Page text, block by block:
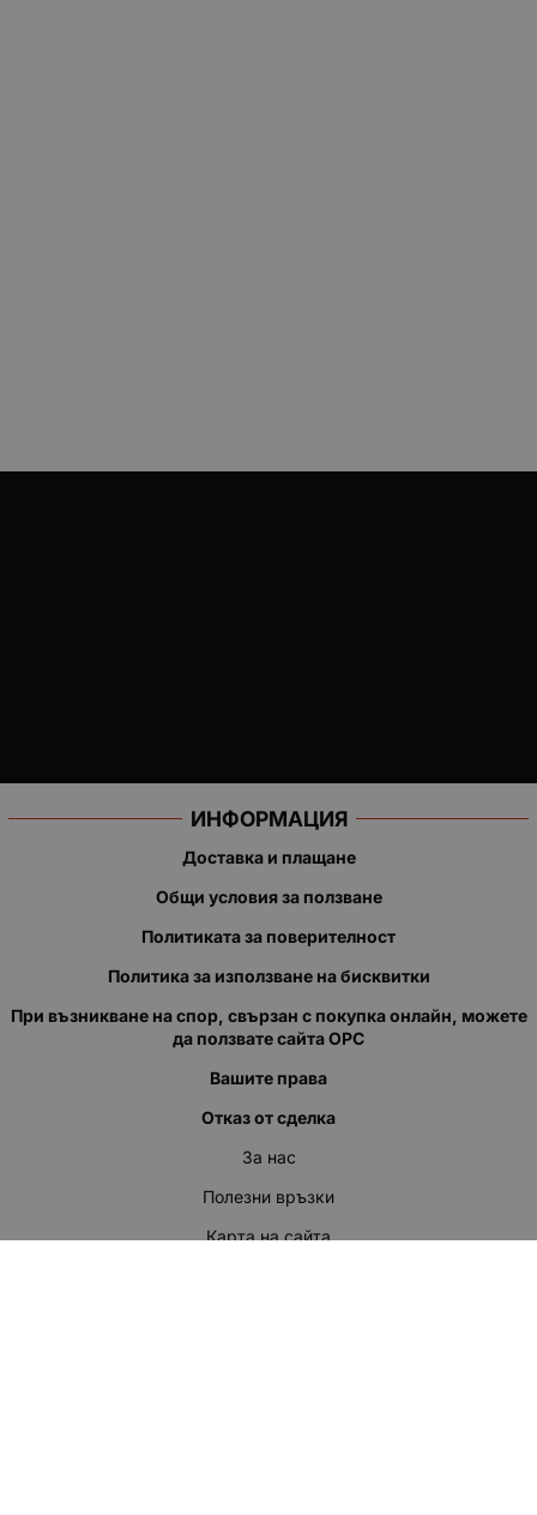
ИНФОРМАЦИЯ
Доставка и плащане
Общи условия за ползване
Политиката за поверителност
Политика за използване на бисквитки
При възникване на спор, свързан с покупка онлайн, можете
да ползвате сайта ОРС
Вашите права
Отказ от сделка
За нас
Полезни връзки
Карта на сайта